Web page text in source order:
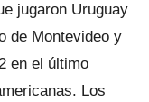
jugaron Uruguay
de Montevideo y
en el último
Los